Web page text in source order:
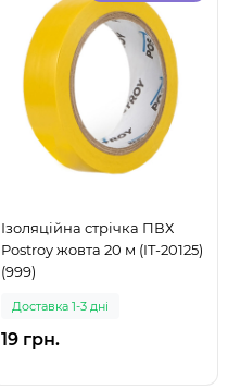
Ізоляційна стрічка ПВХ
Postroy жовта 20 м (IT-20125)
(999)
Доставка 1-3 дні
19 грн.